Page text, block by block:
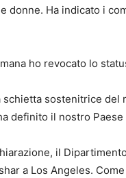
donne. Ha indicato i
ho revocato lo
schietta sostenitrice
definito il nostro Paese il
il
a Los Angeles.